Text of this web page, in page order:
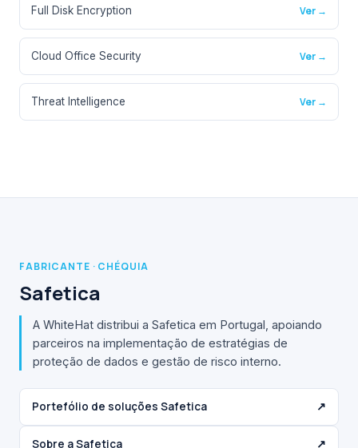
Full Disk Encryption Ver →
Cloud Office Security Ver →
Threat Intelligence Ver →
FABRICANTE · CHÉQUIA
Safetica
A WhiteHat distribui a Safetica em Portugal, apoiando
parceiros na implementação de estratégias de
proteção de dados e gestão de risco interno.
Portefólio de soluções Safetica ↗
Sobre a Safetica ↗